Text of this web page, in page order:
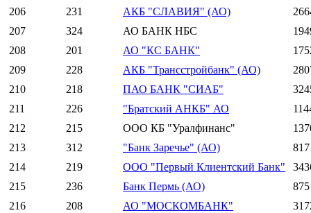
206
231 АКБ "СЛАВИЯ" (АО)
207
324 АО БАНК НБС
208
201 АО "КС БАНК"
209
228 АКБ "Трансстройбанк" (АО)
210
218 ПАО БАНК "СИАБ"
211
226 "Братский АНКБ" АО
212
215 ООО КБ "Уралфинанс"
213
312 "Банк Заречье" (АО)
817
214
219 ООО "Первый Клиентский Банк"
215
236 Банк Пермь (АО)
875
216
208 АО "МОСКОМБАНК"